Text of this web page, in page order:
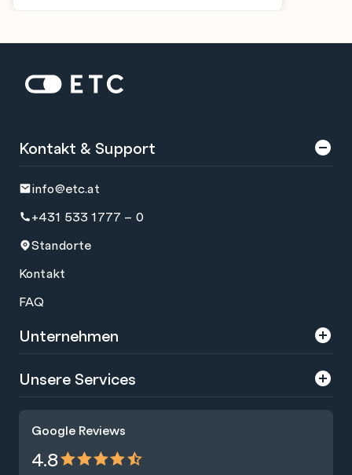
Startseite: ETC
Google Reviews
4.8
Kontakt & Support
info@etc.at
+431 533 1777 – 0
Standorte
Kontakt
FAQ
Unternehmen
Über uns
Presse
Nachhaltigkeit
Unsere Services